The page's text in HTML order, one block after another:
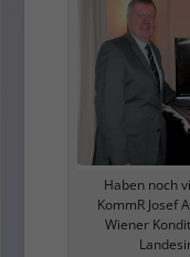
Haben noch
KommR Josef
Wiener